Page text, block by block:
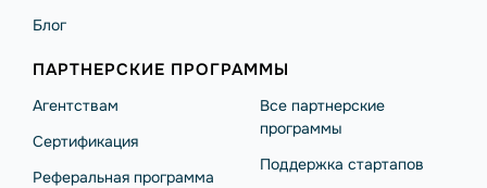
Блог
ПАРТНЕРСКИЕ ПРОГРАММЫ
Агентствам
Сертификация
Реферальная программа
Все партнерские
программы
Поддержка стартапов